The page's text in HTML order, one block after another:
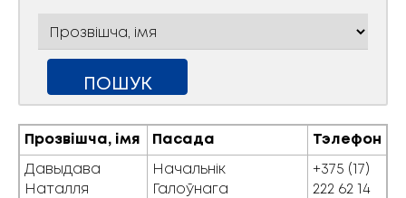
Прозвішча, імя Пасада Тэлефон
Давыдава
Наталля
Начальнік
Галоўнага
+375 (17)
222 62 14